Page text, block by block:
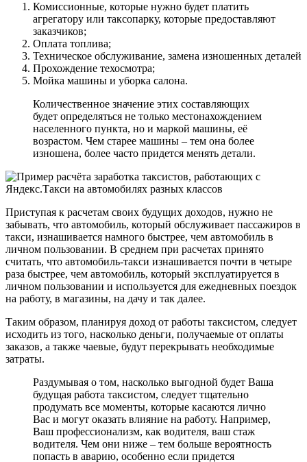
Комиссионные, которые нужно будет платить
агрегатору или таксопарку, которые предоставляют
заказчиков;
Оплата топлива;
Техническое обслуживание, замена изношенных деталей
Прохождение техосмотра;
Мойка машины и уборка салона.
Количественное значение этих составляющих
будет определяться не только местонахождением
населенного пункта, но и маркой машины, её
возрастом. Чем старее машины – тем она более
изношена, более часто придется менять детали.
Приступая к расчетам своих будущих доходов, нужно не
забывать, что автомобиль, который обслуживает пассажиров в
такси, изнашивается намного быстрее, чем автомобиль в
личном пользовании. В среднем при расчетах принято
считать, что автомобиль-такси изнашивается почти в четыре
раза быстрее, чем автомобиль, который эксплуатируется в
личном пользовании и используется для ежедневных поездок
на работу, в магазины, на дачу и так далее.
Таким образом, планируя доход от работы таксистом, следует
исходить из того, насколько деньги, получаемые от оплаты
заказов, а также чаевые, будут перекрывать необходимые
затраты.
Раздумывая о том, насколько выгодной будет Ваша
будущая работа таксистом, следует тщательно
продумать все моменты, которые касаются лично
Вас и могут оказать влияние на работу. Например,
Ваш профессионализм, как водителя, ваш стаж
водителя. Чем они ниже – тем больше вероятность
попасть в аварию, особенно если придется